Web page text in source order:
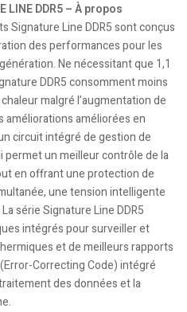
LINE DDR5 – À propos
Signature Line DDR5sont conçus
des performances pour les
Ne nécessitant que 1,1
DDR5 consomment moins
malgré l’augmentation de
améliorations améliorées en
circuit intégré de gestion de
permet un meilleur contrôle de la
en offrant une protection de
une tension intelligente
série Signature Line DDR5
intégrés pour surveiller et
et de meilleurs rapports
Correcting Code) intégré
des données et la